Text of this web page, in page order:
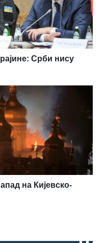
Срби нису
на Кијевско-